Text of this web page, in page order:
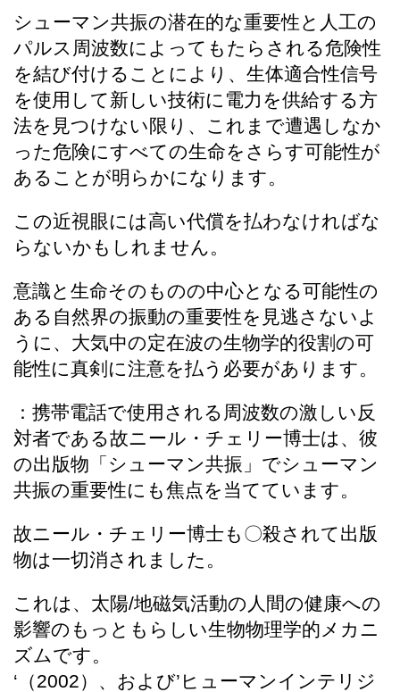
シューマン共振の潜在的な重要性と人工の
パルス周波数によってもたらされる危険性
を結び付けることにより、生体適合性信号
を使用して新しい技術に電力を供給する方
法を見つけない限り、これまで遭遇しなか
った危険にすべての生命をさらす可能性が
あることが明らかになります。
この近視眼には高い代償を払わなければな
らないかもしれません。
意識と生命そのものの中心となる可能性の
ある自然界の振動の重要性を見逃さないよ
うに、大気中の定在波の生物学的役割の可
能性に真剣に注意を払う必要があります。
：携帯電話で使用される周波数の激しい反
対者である故ニール・チェリー博士は、彼
の出版物「シューマン共振」でシューマン
共振の重要性にも焦点を当てています。
故ニール・チェリー博士も〇殺されて出版
物は一切消されました。
これは、太陽/地磁気活動の人間の健康への
影響のもっともらしい生物物理学的メカニ
ズムです。
‘（2002）、および’ヒューマンインテリジ